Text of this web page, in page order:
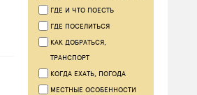
ГДЕ И ЧТО ПОЕСТЬ
ГДЕ ПОСЕЛИТЬСЯ
КАК ДОБРАТЬСЯ,
ТРАНСПОРТ
КОГДА ЕХАТЬ, ПОГОДА
МЕСТНЫЕ ОСОБЕННОСТИ